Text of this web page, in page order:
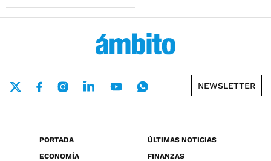
NEWSLETTER
PORTADA
ÚLTIMAS NOTICIAS
ECONOMÍA
FINANZAS